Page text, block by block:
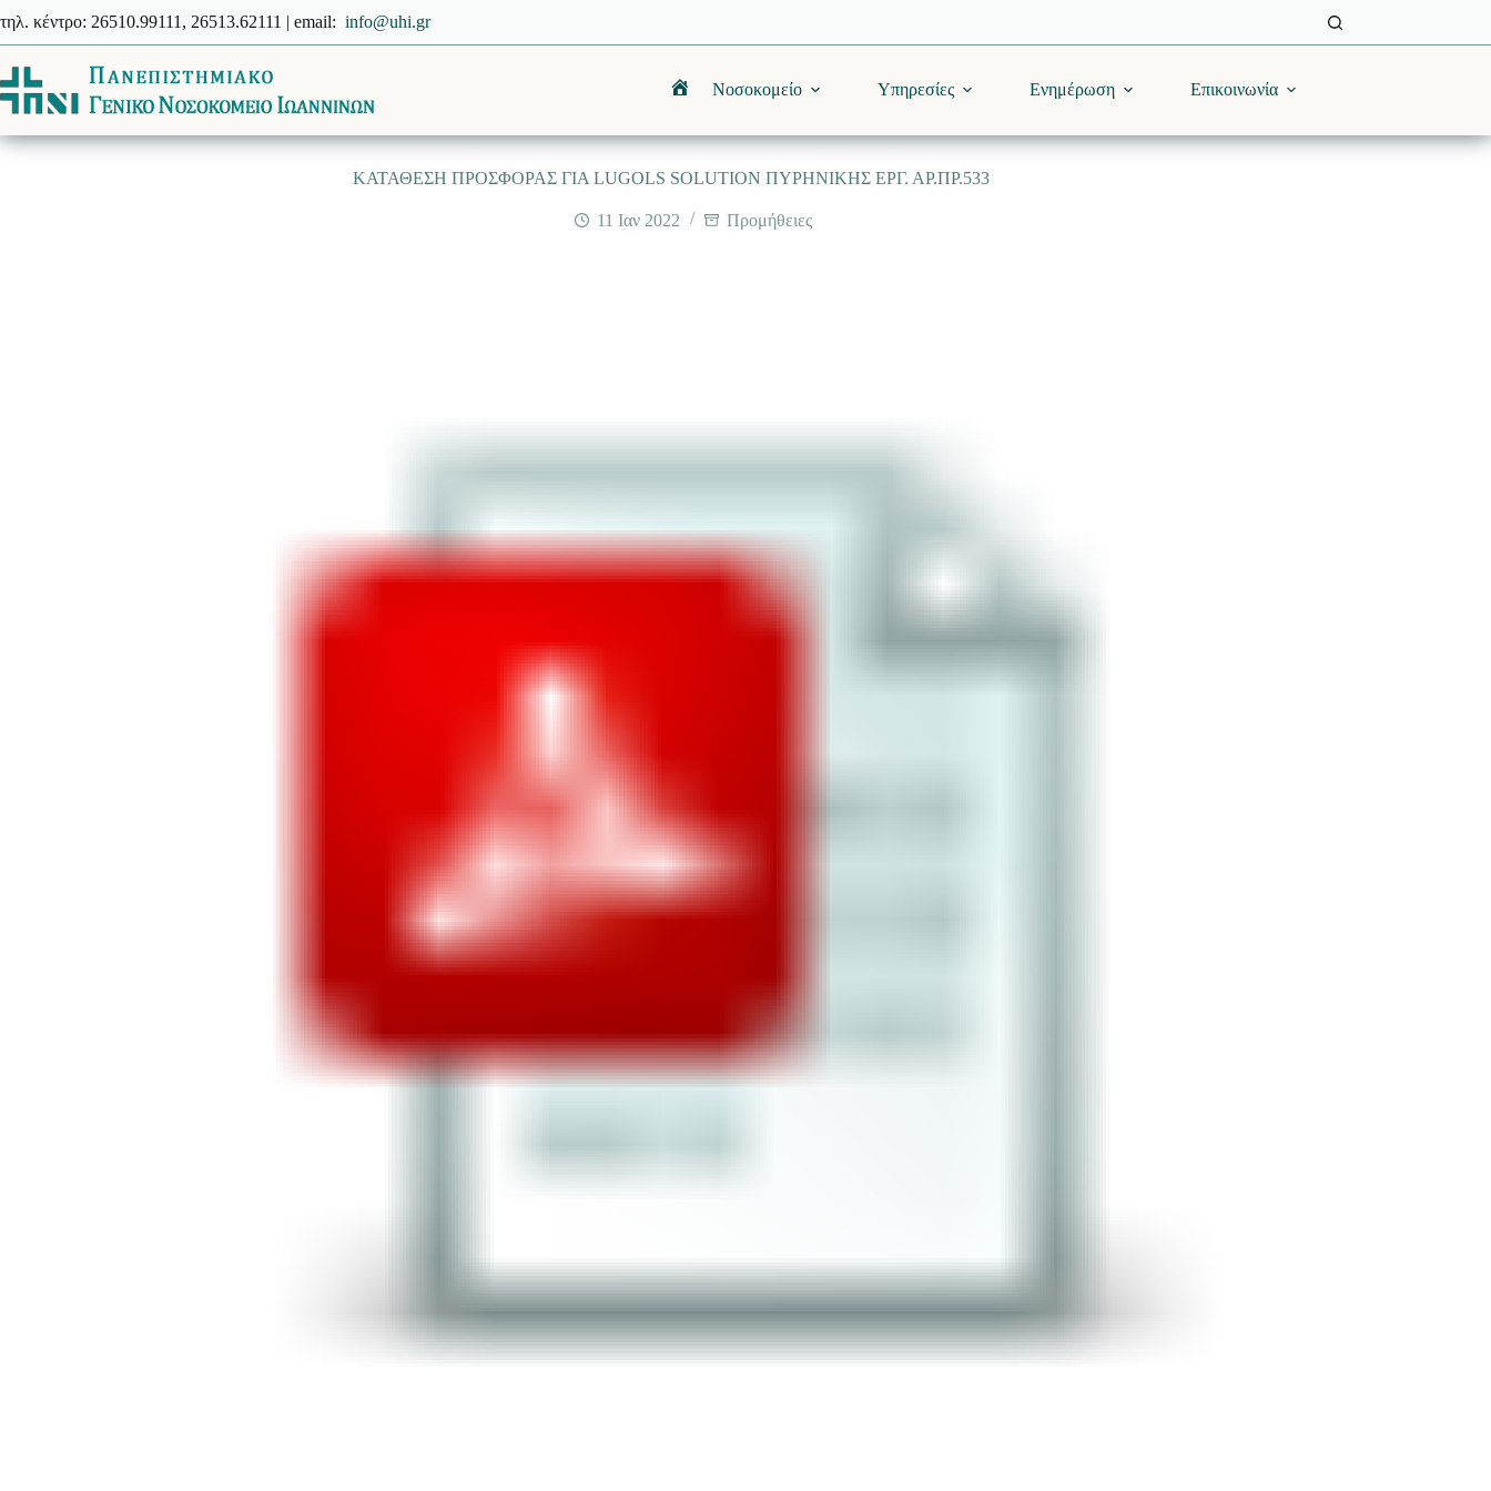
στο
περιεχόμενο
τηλ. κέντρο: 26510.99111, 26513.62111 | email: info@uhi.gr
ΑρχικήΝοσοκομείο Υπηρεσίες Ενημέρωση Επικοινωνία
ΚΑΤΑΘΕΣΗ ΠΡΟΣΦΟΡΑΣ ΓΙΑ LUGOLS SOLUTION ΠΥΡΗΝΙΚΗΣ EΡΓ. ΑΡ.ΠΡ.533
11 Ιαν 2022 Προμήθειες